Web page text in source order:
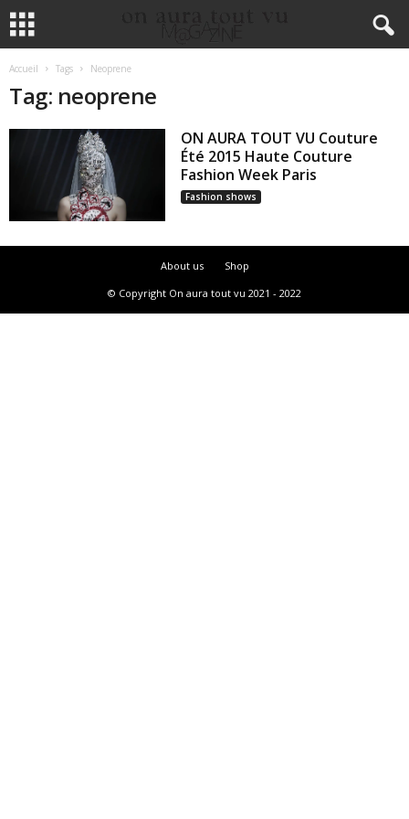
Accueil Tags Neoprene
Tag: neoprene
ON AURA TOUT VU Couture
Été 2015 Haute Couture
Fashion Week Paris
Fashion shows
About us
Shop
© Copyright On aura tout vu 2021 - 2022